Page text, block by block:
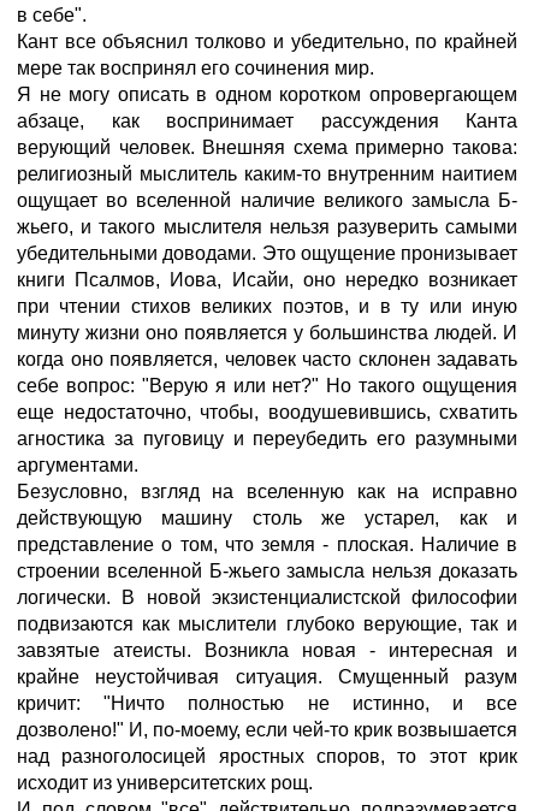
в себе".
Кант все объяснил толково и убедительно, по крайней
мере так воспринял его сочинения мир.
Я не могу описать в одном коротком опровергающем
абзаце, как воспринимает рассуждения Канта
верующий человек. Внешняя схема примерно такова:
религиозный мыслитель каким-то внутренним наитием
ощущает во вселенной наличие великого замысла Б-
жьего, и такого мыслителя нельзя разуверить самыми
убедительными доводами. Это ощущение пронизывает
книги Псалмов, Иова, Исайи, оно нередко возникает
при чтении стихов великих поэтов, и в ту или иную
минуту жизни оно появляется у большинства людей. И
когда оно появляется, человек часто склонен задавать
себе вопрос: "Верую я или нет?" Но такого ощущения
еще недостаточно, чтобы, воодушевившись, схватить
агностика за пуговицу и переубедить его разумными
аргументами.
Безусловно, взгляд на вселенную как на исправно
действующую машину столь же устарел, как и
представление о том, что земля - плоская. Наличие в
строении вселенной Б-жьего замысла нельзя доказать
логически. В новой экзистенциалистской философии
подвизаются как мыслители глубоко верующие, так и
завзятые атеисты. Возникла новая - интересная и
крайне неустойчивая ситуация. Смущенный разум
кричит: "Ничто полностью не истинно, и все
дозволено!" И, по-моему, если чей-то крик возвышается
над разноголосицей яростных споров, то этот крик
исходит из университетских рощ.